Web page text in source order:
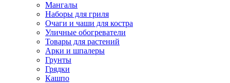
Мангалы
Наборы для гриля
Очаги и чаши для костра
Уличные обогреватели
Товары для растений
Арки и шпалеры
Грунты
Грядки
Кашпо